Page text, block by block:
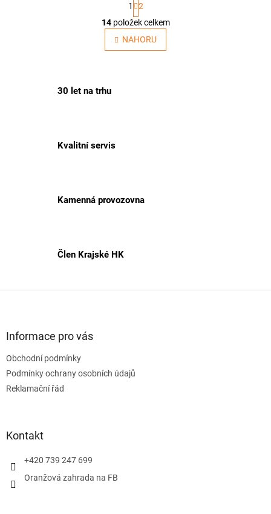
O
v
l
á
i
t
r
á
n
k
1
2
14položek celkem
NAHORU
30 let na trhu
Kvalitní servis
Kamenná provozovna
Člen Krajské HK
Informace pro vás
Obchodní podmínky
Podmínky ochrany osobních údajů
Reklamační řád
Kontakt
+420 739 247 699
Oranžová zahrada na FB